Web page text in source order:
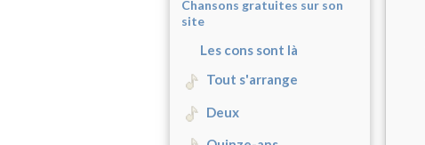
Chansons gratuites sur son
site
Les cons sont là
Tout s'arrange
Deux